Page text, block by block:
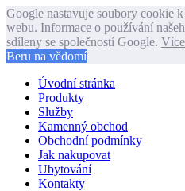
Google nastavuje soubory cookie
webu. Informace o používání
sdíleny se společností Google.
Beru na vědomí
Úvodní stránka
Produkty
Služby
Kamenný obchod
Obchodní podmínky
Jak nakupovat
Ubytování
Kontakty